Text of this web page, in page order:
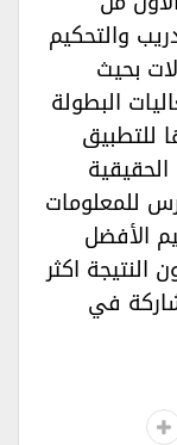
والتحكيم
بحيث
البطولة
للتطبيق
للمعلومات
الأفضل
اكثر
في